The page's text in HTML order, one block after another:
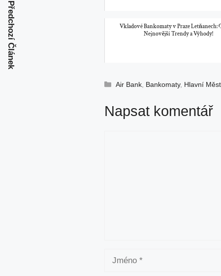
Vkladové Bankomaty v Praze Letňanech:
Nejnovější Trendy a Výhody!
Rubriky
Air Bank Bankomaty, Hlavní
Předchozí Článek
Napsat komentář